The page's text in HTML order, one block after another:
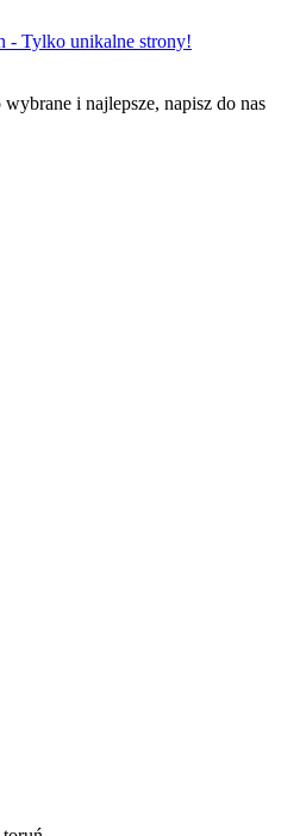
- Tylko unikalne strony!
i najlepsze, napisz do nas